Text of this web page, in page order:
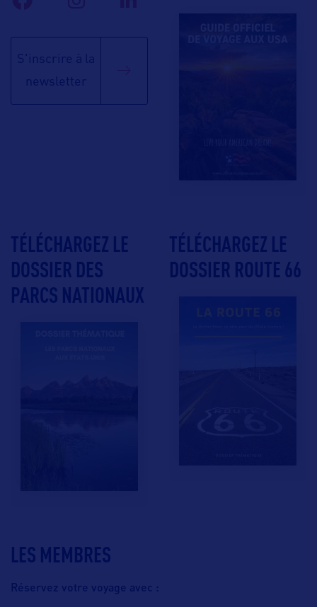
LES MEMBRES
Réservez votre voyage avec :
S'inscrire à la
newsletter
TÉLÉCHARGEZ LE
DOSSIER DES
PARCS NATIONAUX
TÉLÉCHARGEZ LE
DOSSIER ROUTE 66